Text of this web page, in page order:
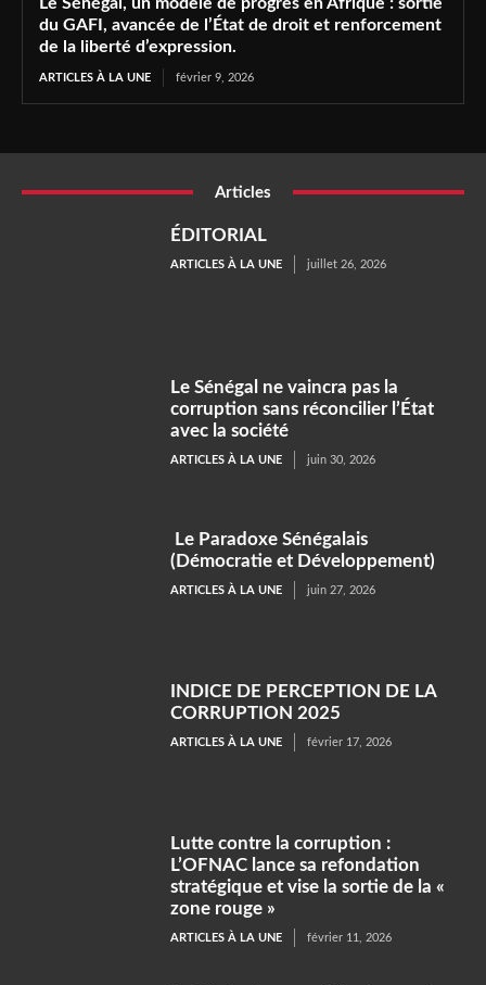
du GAFI, avancée de l’État de droit et renforcement
de la liberté d’expression.
ARTICLES À LA UNE février 9, 2026
Articles
ÉDITORIAL
ARTICLES À LA UNE juillet 26, 2026
Le Sénégal ne vaincra pas la
corruption sans réconcilier l’État
avec la société
ARTICLES À LA UNE juin 30, 2026
Le Paradoxe Sénégalais
(Démocratie et Développement)
ARTICLES À LA UNE juin 27, 2026
INDICE DE PERCEPTION DE LA
CORRUPTION 2025
ARTICLES À LA UNE février 17, 2026
Lutte contre la corruption :
L’OFNAC lance sa refondation
stratégique et vise la sortie de la «
zone rouge »
ARTICLES À LA UNE février 11, 2026